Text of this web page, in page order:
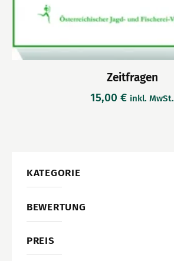
Zeitfragen
15,00 € inkl. MwSt.
KATEGORIE
BEWERTUNG
PREIS